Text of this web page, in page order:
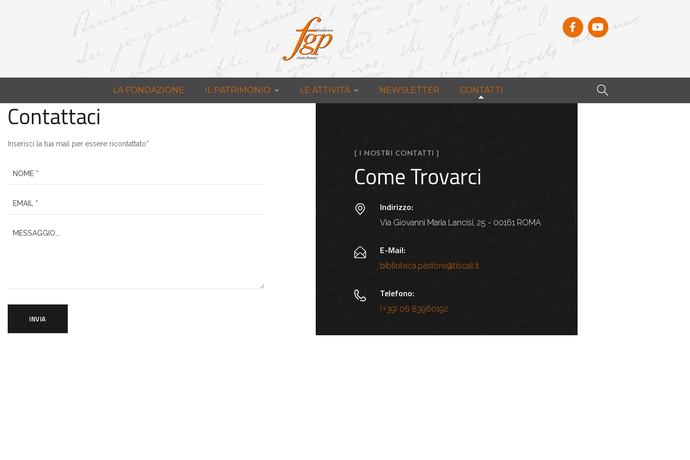
LA FONDAZIONE IL PATRIMONIO LE ATTIVITÀ NEWSLETTER CONTATTI
Contattaci
Inserisci la tua mail per essere ricontattato*
INVIA
[ I NOSTRI CONTATTI ]
Come Trovarci
Indirizzo:
Via Giovanni Maria Lancisi, 25 - 00161 ROMA
E-Mail:
biblioteca.pastore@tiscali.it
Telefono:
(+39) 06 83960192